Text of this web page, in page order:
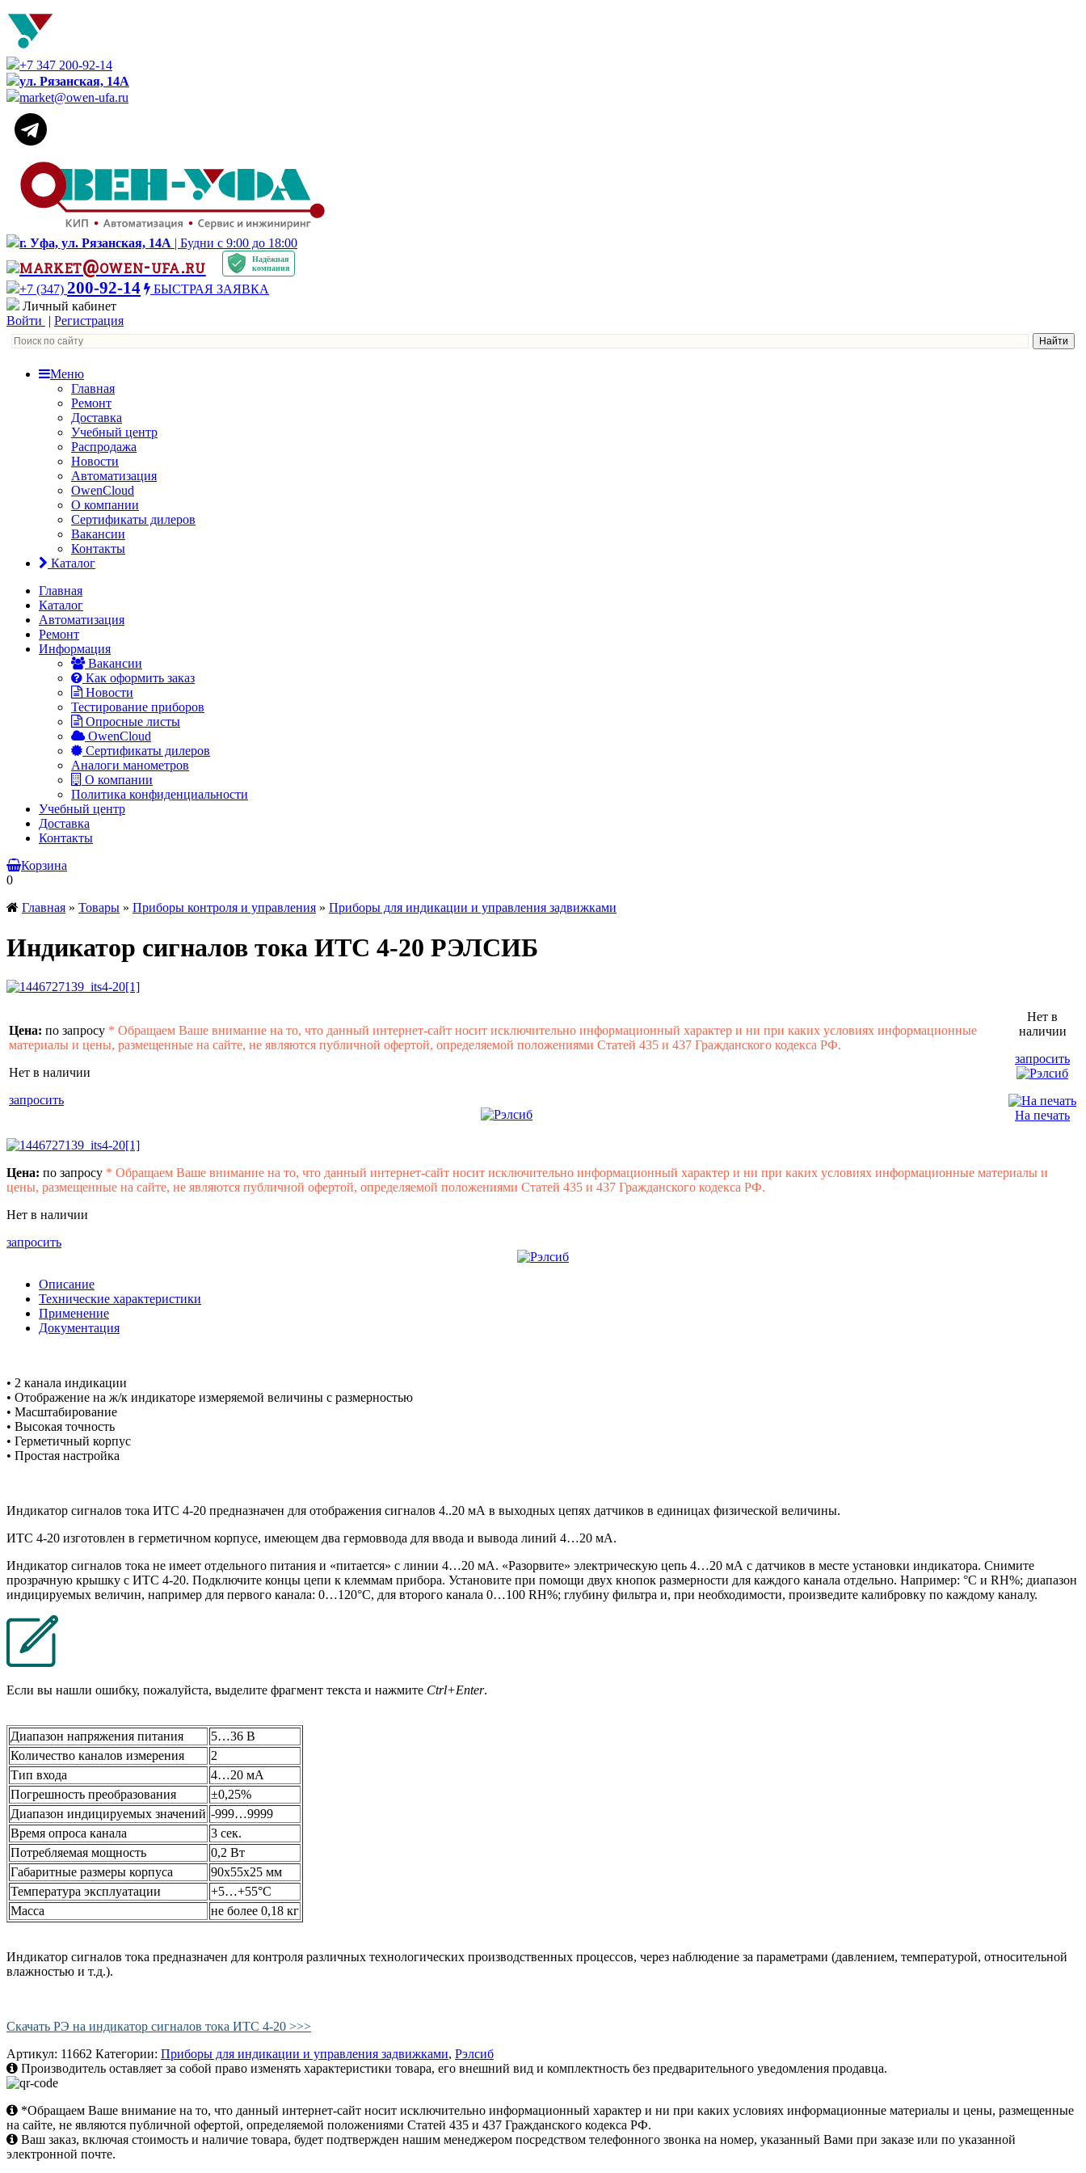
+7 347 200-92-14
ул. Рязанская, 14А
market@owen-ufa.ru
г. Уфа, ул. Рязанская, 14А | Будни с 9:00 до 18:00
market@owen-ufa.ru
Надёжная
компания
+7 (347) 200-92-14
БЫСТРАЯ ЗАЯВКА
Личный кабинет
Войти | Регистрация
Меню
Главная
Ремонт
Доставка
Учебный центр
Распродажа
Новости
Автоматизация
OwenCloud
О компании
Сертификаты дилеров
Вакансии
Контакты
Каталог
Главная
Каталог
Автоматизация
Ремонт
Информация
Вакансии
Как оформить заказ
Новости
Тестирование приборов
Опросные листы
OwenCloud
Сертификаты дилеров
Аналоги манометров
О компании
Политика конфиденциальности
Учебный центр
Доставка
Контакты
Корзина
0
Главная » Товары » Приборы контроля и управления » Приборы для индикации и управления задвижками
Индикатор сигналов тока ИТС 4-20 РЭЛСИБ
Цена: по запросу * Обращаем Ваше внимание на то, что данный интернет-сайт носит исключительно информационный характер и ни при каких условиях информационные
материалы и цены, размещенные на сайте, не являются публичной офертой, определяемой положениями Статей 435 и 437 Гражданского кодекса РФ.
Нет в наличии
запросить
Нет в
наличии
запросить
На печать
Цена: по запросу * Обращаем Ваше внимание на то, что данный интернет-сайт носит исключительно информационный характер и ни при каких условиях информационные материалы и
цены, размещенные на сайте, не являются публичной офертой, определяемой положениями Статей 435 и 437 Гражданского кодекса РФ.
Нет в наличии
запросить
Описание
Технические характеристики
Применение
Документация
• 2 канала индикации
• Отображение на ж/к индикаторе измеряемой величины с размерностью
• Масштабирование
• Высокая точность
• Герметичный корпус
• Простая настройка
Индикатор сигналов тока ИТС 4-20 предназначен для отображения сигналов 4..20 мА в выходных цепях датчиков в единицах физической величины.
ИТС 4-20 изготовлен в герметичном корпусе, имеющем два гермоввода для ввода и вывода линий 4…20 мА.
Индикатор сигналов тока не имеет отдельного питания и «питается» с линии 4…20 мА. «Разорвите» электрическую цепь 4…20 мА с датчиков в месте установки индикатора. Снимите
прозрачную крышку с ИТС 4-20. Подключите концы цепи к клеммам прибора. Установите при помощи двух кнопок размерности для каждого канала отдельно. Например: °С и RH%; диапазон
индицируемых величин, например для первого канала: 0…120°С, для второго канала 0…100 RH%; глубину фильтра и, при необходимости, произведите калибровку по каждому каналу.
Если вы нашли ошибку, пожалуйста, выделите фрагмент текста и нажмите Ctrl+Enter.
Диапазон напряжения питания
5…36 В
Количество каналов измерения
2
Тип входа
4…20 мА
Погрешность преобразования
±0,25%
Диапазон индицируемых значений -999…9999
Время опроса канала
3 сек.
Потребляемая мощность
0,2 Вт
Габаритные размеры корпуса
90х55х25 мм
Температура эксплуатации
+5…+55°С
Масса
не более 0,18 кг
Индикатор сигналов тока предназначен для контроля различных технологических производственных процессов, через наблюдение за параметрами (давлением, температурой, относительной
влажностью и т.д.).
Скачать РЭ на индикатор сигналов тока ИТС 4-20 >>>
Артикул: 11662 Категории: Приборы для индикации и управления задвижками, Рэлсиб
Производитель оставляет за собой право изменять характеристики товара, его внешний вид и комплектность без предварительного уведомления продавца.
*Обращаем Ваше внимание на то, что данный интернет-сайт носит исключительно информационный характер и ни при каких условиях информационные материалы и цены, размещенные
на сайте, не являются публичной офертой, определяемой положениями Статей 435 и 437 Гражданского кодекса РФ.
Ваш заказ, включая стоимость и наличие товара, будет подтвержден нашим менеджером посредством телефонного звонка на номер, указанный Вами при заказе или по указанной
электронной почте.